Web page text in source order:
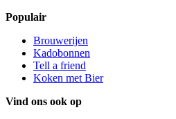
Populair
Brouwerijen
Kadobonnen
Tell a friend
Koken met Bier
Vind ons ook op